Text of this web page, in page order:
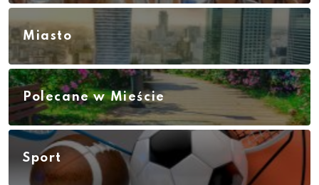
Miasto
Polecane w Mieście
Sport